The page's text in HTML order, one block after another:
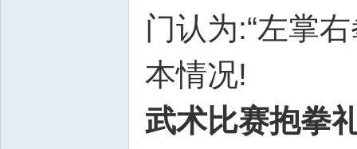
门认为:“左掌
本情况!
武术比赛抱拳